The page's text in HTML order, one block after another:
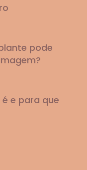
pode
e para que